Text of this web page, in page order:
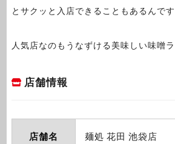
とサクッと入店できることもあるんです
人気店なのもうなずける美味しい味噌
店舗情報
店舗名 麺処 花田 池袋店